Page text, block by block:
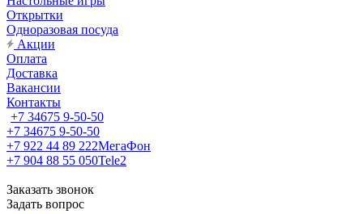
Открытки
Одноразовая посуда
Акции
Оплата
Доставка
Вакансии
Контакты
+7 34675 9-50-50
+7 34675 9-50-50
+7 922 44 89 222МегаФон
+7 904 88 55 050Tele2
Заказать звонок
Задать вопрос